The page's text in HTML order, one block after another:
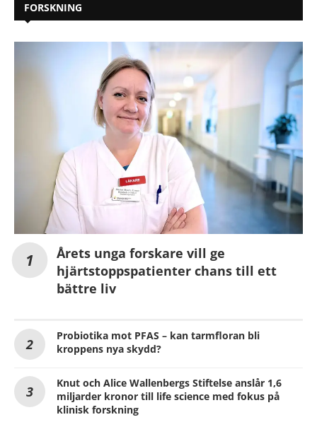
FORSKNING
Årets unga forskare vill ge
hjärtstoppspatienter chans till ett
bättre liv
Probiotika mot PFAS – kan tarmfloran bli
kroppens nya skydd?
Knut och Alice Wallenbergs Stiftelse anslår 1,6
miljarder kronor till life science med fokus på
klinisk forskning